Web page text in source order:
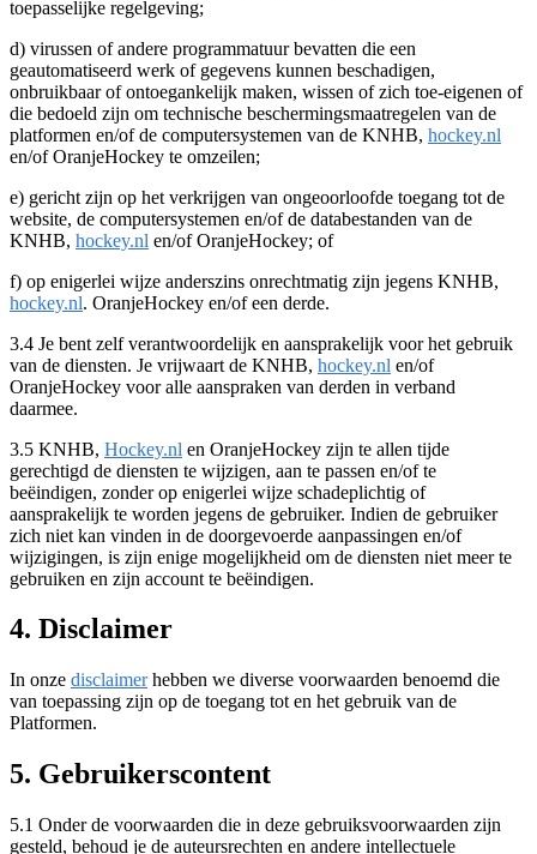
toepasselijke regelgeving;
d) virussen of andere programmatuur bevatten die een
geautomatiseerd werk of gegevens kunnen beschadigen,
onbruikbaar of ontoegankelijk maken, wissen of zich toe-eigenen of
die bedoeld zijn om technische beschermingsmaatregelen van de
platformen en/of de computersystemen van de KNHB, hockey.nl
en/of OranjeHockey te omzeilen;
e) gericht zijn op het verkrijgen van ongeoorloofde toegang tot de
website, de computersystemen en/of de databestanden van de
KNHB, hockey.nl en/of OranjeHockey; of
f) op enigerlei wijze anderszins onrechtmatig zijn jegens KNHB,
hockey.nl. OranjeHockey en/of een derde.
3.4 Je bent zelf verantwoordelijk en aansprakelijk voor het gebruik
van de diensten. Je vrijwaart de KNHB, hockey.nl en/of
OranjeHockey voor alle aanspraken van derden in verband
daarmee.
3.5 KNHB, Hockey.nl en OranjeHockey zijn te allen tijde
gerechtigd de diensten te wijzigen, aan te passen en/of te
beëindigen, zonder op enigerlei wijze schadeplichtig of
aansprakelijk te worden jegens de gebruiker. Indien de gebruiker
zich niet kan vinden in de doorgevoerde aanpassingen en/of
wijzigingen, is zijn enige mogelijkheid om de diensten niet meer te
gebruiken en zijn account te beëindigen.
4. Disclaimer
In onze disclaimerhebben we diverse voorwaarden benoemd die
van toepassing zijn op de toegang tot en het gebruik van de
Platformen.
5. Gebruikerscontent
5.1 Onder de voorwaarden die in deze gebruiksvoorwaarden zijn
gesteld, behoud je de auteursrechten en andere intellectuele